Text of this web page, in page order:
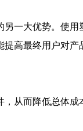
一大优势。使
高最终用户对
从而降低总体